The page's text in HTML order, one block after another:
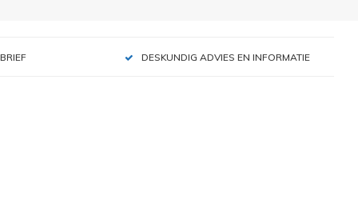
DESKUNDIG ADVIES EN INFORMATIE